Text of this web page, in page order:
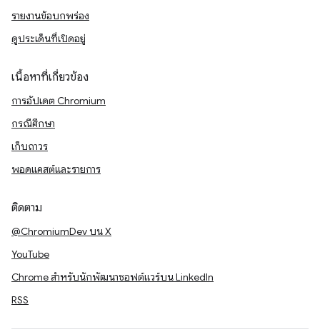
รายงานข้อบกพร่อง
ดูประเด็นที่เปิดอยู่
เนื้อหาที่เกี่ยวข้อง
การอัปเดต Chromium
กรณีศึกษา
เก็บถาวร
พอดแคสต์และรายการ
ติดตาม
@ChromiumDev บน X
YouTube
Chrome สำหรับนักพัฒนาซอฟต์แวร์บน LinkedIn
RSS